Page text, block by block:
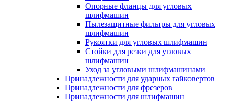
Опорные фланцы для угловых
шлифмашин
Пылезащитные фильтры для угловых
шлифмашин
Рукоятки для угловых шлифмашин
Стойки для резки для угловых
шлифмашин
Уход за угловыми шлифмашинами
Принадлежности для ударных гайковертов
Принадлежности для фрезеров
Принадлежности для шлифмашин